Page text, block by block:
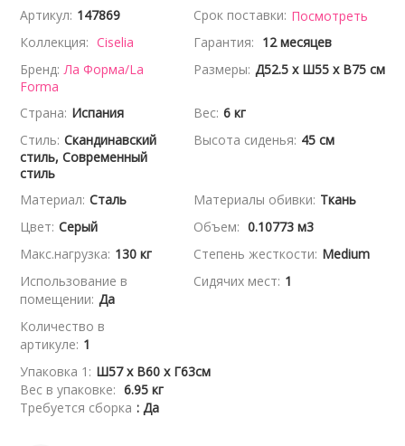
Артикул: 147869 Срок поставки: Посмотреть
Коллекция: Ciselia Гарантия: 12 месяцев
Бренд: Ла Форма/La
Forma
Размеры: Д52.5 x Ш55 x В75 см
Страна: Испания Вес: 6 кг
Стиль: Скандинавский
стиль, Современный
стиль
Высота сиденья: 45 см
Материал: Сталь Материалы обивки: Ткань
Цвет: Серый Объем: 0.10773 м3
Макс.нагрузка: 130 кг Степень жесткости: Medium
Использование в
помещении: Да
Сидячих мест: 1
Количество в
артикуле: 1
Упаковка 1: Ш57 x В60 x Г63см
Вес в упаковке: 6.95 кг
Требуется сборка : Да